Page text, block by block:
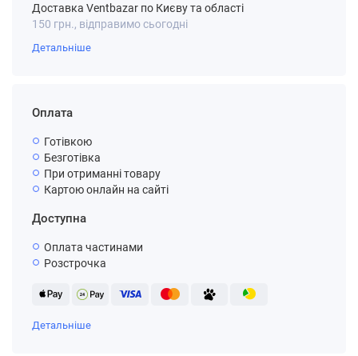
Доставка Ventbazar по Києву та області
150 грн., відправимо сьогодні
Детальніше
Оплата
Готівкою
Безготівка
При отриманні товару
Картою онлайн на сайті
Доступна
Оплата частинами
Розстрочка
Детальніше